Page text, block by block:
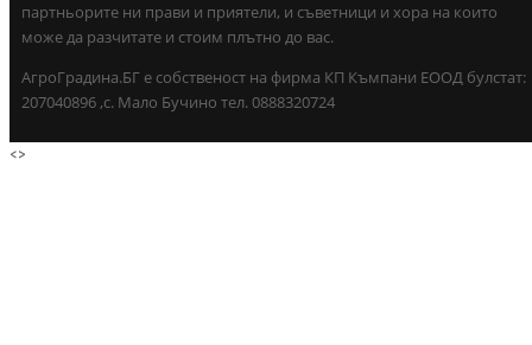
партньорите ни прави и приятели, и съветници и хора на които
може да разчитате и стоим плътно до вас.
АгроГрадина.БГ е собственост на фирма КП Къмпани ЕООД булстат:
207040896 ,с. Мало Бучино тел. 0888320724
<>